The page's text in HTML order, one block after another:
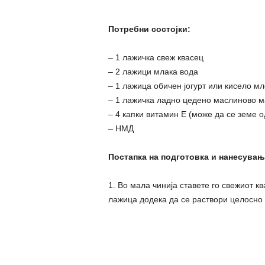
Потребни состојки:
– 1 лажичка свеж квасец
– 2 лажици млака вода
– 1 лажица обичен јогурт или кисело
– 1 лажичка ладно цедено маслиново
– 4 капки витамин Е (може да се земе
– НМД
Постапка на подготовка и
1. Во мала чинија ставете го свежиот
лажица додека да се раствори